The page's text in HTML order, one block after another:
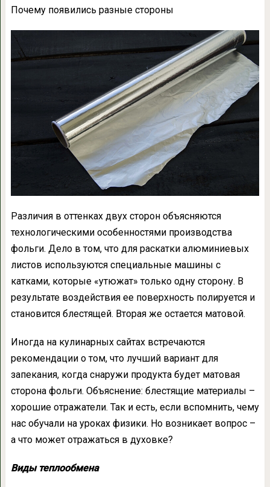
Почему появились разные стороны
Различия в оттенках двух сторон объясняются
технологическими особенностями производства
фольги. Дело в том, что для раскатки алюминиевых
листов используются специальные машины с
катками, которые «утюжат» только одну сторону. В
результате воздействия ее поверхность полируется и
становится блестящей. Вторая же остается матовой.
Иногда на кулинарных сайтах встречаются
рекомендации о том, что лучший вариант для
запекания, когда снаружи продукта будет матовая
сторона фольги. Объяснение: блестящие материалы –
хорошие отражатели. Так и есть, если вспомнить, чему
нас обучали на уроках физики. Но возникает вопрос –
а что может отражаться в духовке?
Виды теплообмена